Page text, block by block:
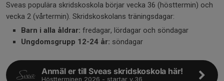
Sveas populära skridskoskola börjar vecka 36 (hösttermin) och
vecka 2 (vårtermin). Skridskoskolans träningsdagar:
Barn i alla åldrar: fredagar, lördagar och söndagar
Ungdomsgrupp 12-24 år: söndagar
Anmäl er till Sveas skridskoskola här!
Höstterminen 2026 - startar v.36